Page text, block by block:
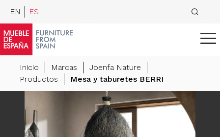
EN ES
Inicio Marcas
Joenfa Nature
Productos
Mesa y taburetes BERRI